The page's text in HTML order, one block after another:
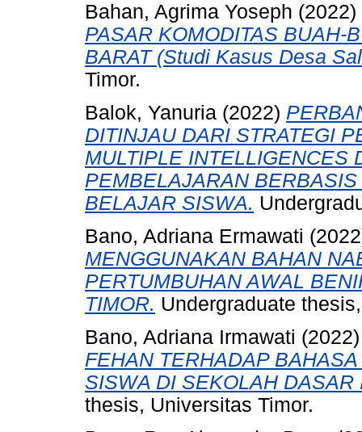
Bahan, Agrima Yoseph (2022)
PASAR KOMODITAS BUAH-
BARAT (Studi Kasus Desa
Timor.
Balok, Yanuria (2022)
DITINJAU DARI STRATEGI
MULTIPLE INTELLIGENCES
PEMBELAJARAN
BELAJAR SISWA.
Bano, Adriana Ermawati
MENGGUNAKAN BAHAN
PERTUMBUHAN AWAL
TIMOR. Undergraduate
Bano, Adriana Irmawati
FEHAN TERHADAP
SISWA DI SEKOLAH
thesis, Universitas Timor.